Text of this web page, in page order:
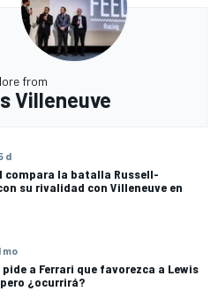
from
Villeneuve
d
compara la batalla Russell-
su rivalidad con Villeneuve en
mo
a Ferrari que favorezca a Lewis
¿ocurrirá?